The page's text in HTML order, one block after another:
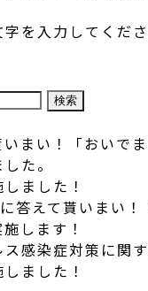
を入力してくださ
まい！「おいで
た。
ました！
答えて貰いまい！
します！
感染症対策に関
ました！